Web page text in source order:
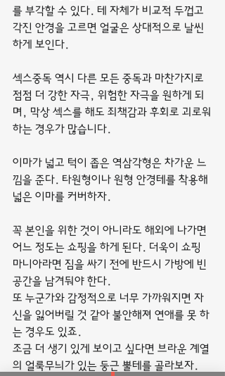
를 부각할 수 있다. 테 자체가 비교적 두껍고
각진 안경을 고르면 얼굴은 상대적으로 날씬
하게 보인다.
섹스중독 역시 다른 모든 중독과 마찬가지로
점점 더 강한 자극, 위험한 자극을 원하게 되
며, 막상 섹스를 해도 죄책감과 후회로 괴로워
하는 경우가 많습니다.
이마가 넓고 턱이 좁은 역삼각형은 차가운 느
낌을 준다. 타원형이나 원형 안경테를 착용해
넓은 이마를 커버하자.
꼭 본인을 위한 것이 아니라도 해외에 나가면
어느 정도는 쇼핑을 하게 된다. 더욱이 쇼핑
마니아라면 짐을 싸기 전에 반드시 가방에 빈
공간을 남겨둬야 한다.
또 누군가와 감정적으로 너무 가까워지면 자
신을 잃어버릴 것 같아 불안해져 연애를 못 하
는 경우도 있죠.
조금 더 생기 있게 보이고 싶다면 브라운 계열
의 얼룩무늬가 있는 둥근 뿔테를 골라보자.